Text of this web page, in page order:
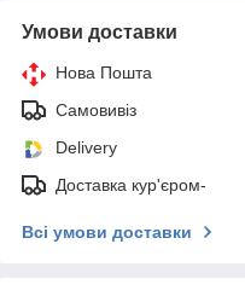
Умови доставки
Нова Пошта
Самовивіз
Delivery
Доставка кур'єром-
Всі умови доставки